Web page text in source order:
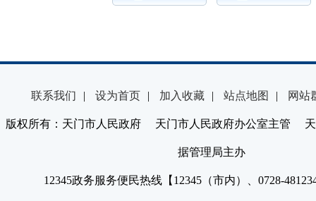
联系我们 设为首页 加入收藏 站点地图 网站
版权所有：天门市人民政府 天门市人民政府办公室主管 天
据管理局主办
12345政务服务便民热线【12345（市内）、0728-